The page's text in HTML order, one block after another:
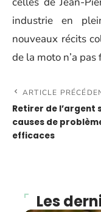
industrie en
nouveaux récits
de la moto n’a
ARTICLE
Retirer de l’argent
causes de
efficaces
Les